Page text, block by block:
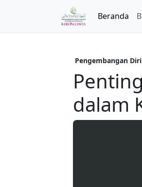
Beranda
Pengembangan Diri
dalam